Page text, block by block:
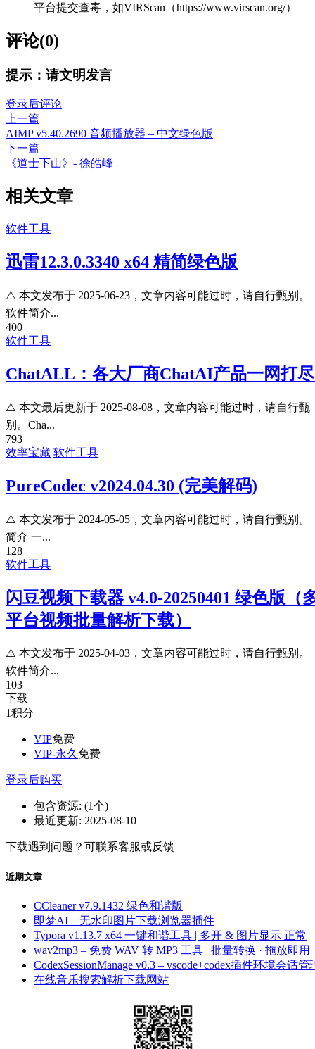
平台提交查毒，如VIRScan（https://www.virscan.org/）
评论(0)
提示：请文明发言
登录后评论
上一篇
AIMP v5.40.2690 音频播放器 – 中文绿色版
下一篇
《道士下山》- 徐皓峰
相关文章
软件工具
迅雷12.3.0.3340 x64 精简绿色版
⚠️ 本文发布于 2025-06-23，文章内容可能过时，请自行甄别。
软件简介...
400
软件工具
ChatALL：各大厂商ChatAI产品一网打
⚠️ 本文最后更新于 2025-08-08，文章内容可能过时，请自行甄
别。Cha...
793
效率宝藏 软件工具
PureCodec v2024.04.30 (完美解码)
⚠️ 本文发布于 2024-05-05，文章内容可能过时，请自行甄别。
简介 一...
128
软件工具
闪豆视频下载器 v4.0-20250401 绿色版（
平台视频批量解析下载）
⚠️ 本文发布于 2025-04-03，文章内容可能过时，请自行甄别。
软件简介...
103
下载
1积分
VIP免费
VIP-永久免费
登录后购买
包含资源: (1个)
最近更新: 2025-08-10
下载遇到问题？可联系客服或反馈
近期文章
CCleaner v7.9.1432 绿色和谐版
即梦AI – 无水印图片下载浏览器插件
Typora v1.13.7 x64 一键和谐工具 | 多开 & 图片显示 正常
wav2mp3 – 免费 WAV 转 MP3 工具 | 批量转换 · 拖放即用
CodexSessionManage v0.3 – vscode+codex插件环境会话管
在线音乐搜索解析下载网站